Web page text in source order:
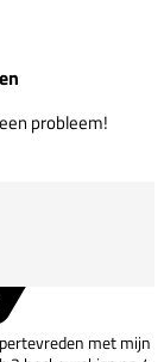
probleem!
met mijn